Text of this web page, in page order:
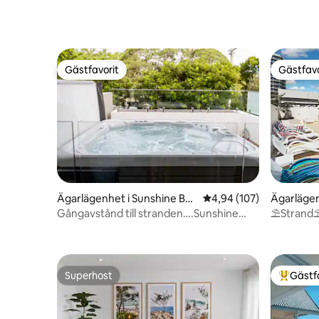
Gästfavorit
Gästfavorit
Ägarlägenhet i Sunshine Bea
ch
4,94 av 5 i
4,94 (107)
Gångavstånd till stranden….Sunshine
e
Superhost
Superhost Populär